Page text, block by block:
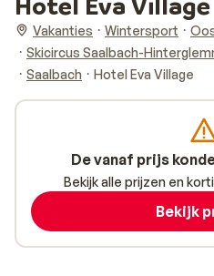
Vakanties Wintersport
Skicircus Saalbach-
Saalbach
Hotel Eva Village
De vanaf prijs
Bekijk alle prijzen en
Bekijk